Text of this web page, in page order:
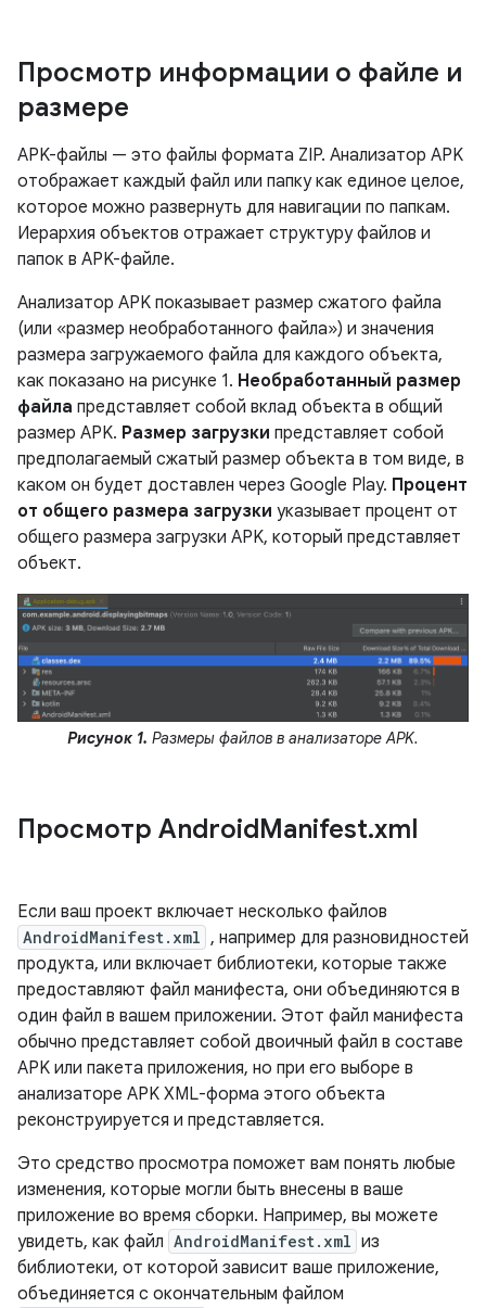
Просмотр информации о файле и
размере
APK-файлы — это файлы формата ZIP. Анализатор APK
отображает каждый файл или папку как единое целое,
которое можно развернуть для навигации по папкам.
Иерархия объектов отражает структуру файлов и
папок в APK-файле.
Анализатор APK показывает размер сжатого файла
(или «размер необработанного файла») и значения
размера загружаемого файла для каждого объекта,
как показано на рисунке 1. Необработанный размер
файла представляет собой вклад объекта в общий
размер APK. Размер загрузки представляет собой
предполагаемый сжатый размер объекта в том виде, в
каком он будет доставлен через Google Play. Процент
от общего размера загрузки указывает процент от
общего размера загрузки APK, который представляет
объект.
Рисунок 1. Размеры файлов в анализаторе APK.
Просмотр AndroidManifest.xml
Если ваш проект включает несколько файлов
AndroidManifest.xml , например для разновидностей
продукта, или включает библиотеки, которые также
предоставляют файл манифеста, они объединяются в
один файл в вашем приложении. Этот файл манифеста
обычно представляет собой двоичный файл в составе
APK или пакета приложения, но при его выборе в
анализаторе APK XML-форма этого объекта
реконструируется и представляется.
Это средство просмотра поможет вам понять любые
изменения, которые могли быть внесены в ваше
приложение во время сборки. Например, вы можете
увидеть, как файл AndroidManifest.xml из
библиотеки, от которой зависит ваше приложение,
объединяется с окончательным файлом